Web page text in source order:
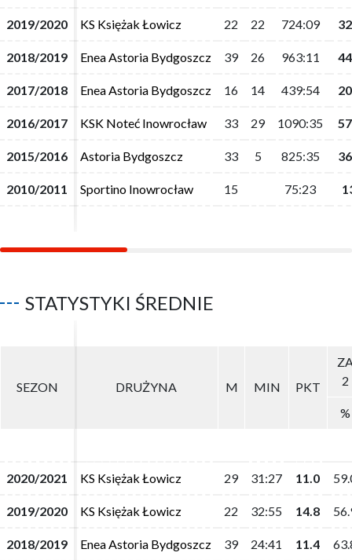
2019/2020 KS Księżak Łowicz 22 22 724:09
2018/2019 Enea Astoria Bydgoszcz 39 26 963:11
2017/2018 Enea Astoria Bydgoszcz 16 14 439:54
2016/2017 KSK Noteć Inowrocław 33 29 1090:35
2015/2016 Astoria Bydgoszcz 33 5 825:35
2010/2011 Sportino Inowrocław 15 75:23
2019/2020 KS Księżak Łowicz 22 22 724:09
2018/2019 Enea Astoria Bydgoszcz 39 26 963:11
2017/2018 Enea Astoria Bydgoszcz 16 14 439:54
2016/2017 KSK Noteć Inowrocław 33 29 1090:35
2015/2016 Astoria Bydgoszcz 33 5 825:35
2010/2011 Sportino Inowrocław 15 75:23
STATYSTYKI ŚREDNIE
SEZON DRUŻYNA M MIN PKT
2
%
2020/2021 KS Księżak Łowicz 29 31:27 11.0
2019/2020 KS Księżak Łowicz 22 32:55 14.8
2018/2019 Enea Astoria Bydgoszcz 39 24:41 11.4
SEZON DRUŻYNA M MIN PKT
2
%
2020/2021 KS Księżak Łowicz 29 31:27 11.0
2019/2020 KS Księżak Łowicz 22 32:55 14.8
2018/2019 Enea Astoria Bydgoszcz 39 24:41 11.4